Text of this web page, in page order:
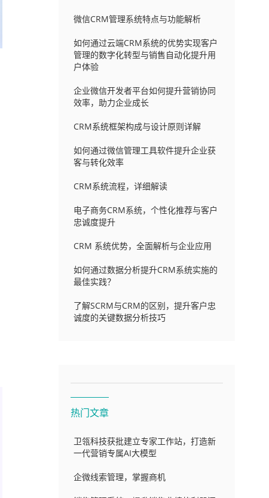
微信CRM管理系统特点与功能解析
如何通过云端CRM系统的优势实现客户
管理的数字化转型与销售自动化提升用
户体验
企业微信开发者平台如何提升营销协同
效率，助力企业成长
CRM系统框架构成与设计原则详解
如何通过微信管理工具软件提升企业获
客与转化效率
CRM系统流程，详细解读
电子商务CRM系统，个性化推荐与客户
忠诚度提升
CRM 系统优势，全面解析与企业应用
如何通过数据分析提升CRM系统实施的
最佳实践？
了解SCRM与CRM的区别，提升客户忠
诚度的关键数据分析技巧
热门文章
卫瓴科技获批建立专家工作站，打造新
一代营销专属AI大模型
企微线索管理，掌握商机